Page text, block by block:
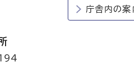
庁舎内の案